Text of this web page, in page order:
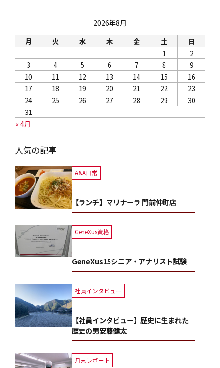
2026年8月
月
火 水 木 金 土 日
« 4月
1
2
3
4 5 6 7 8
9
10
11 12 13 14 15
16
17
18 19 20 21 22
23
24
25 26 27 28 29
30
31
人気の記事
A&A日常
【ランチ】マリナーラ 門前仲町店
GeneXus資格
GeneXus15シニア・アナリスト試験
社員インタビュー
【社員インタビュー】歴史に生まれた
歴史の男安藤健太
月末レポート